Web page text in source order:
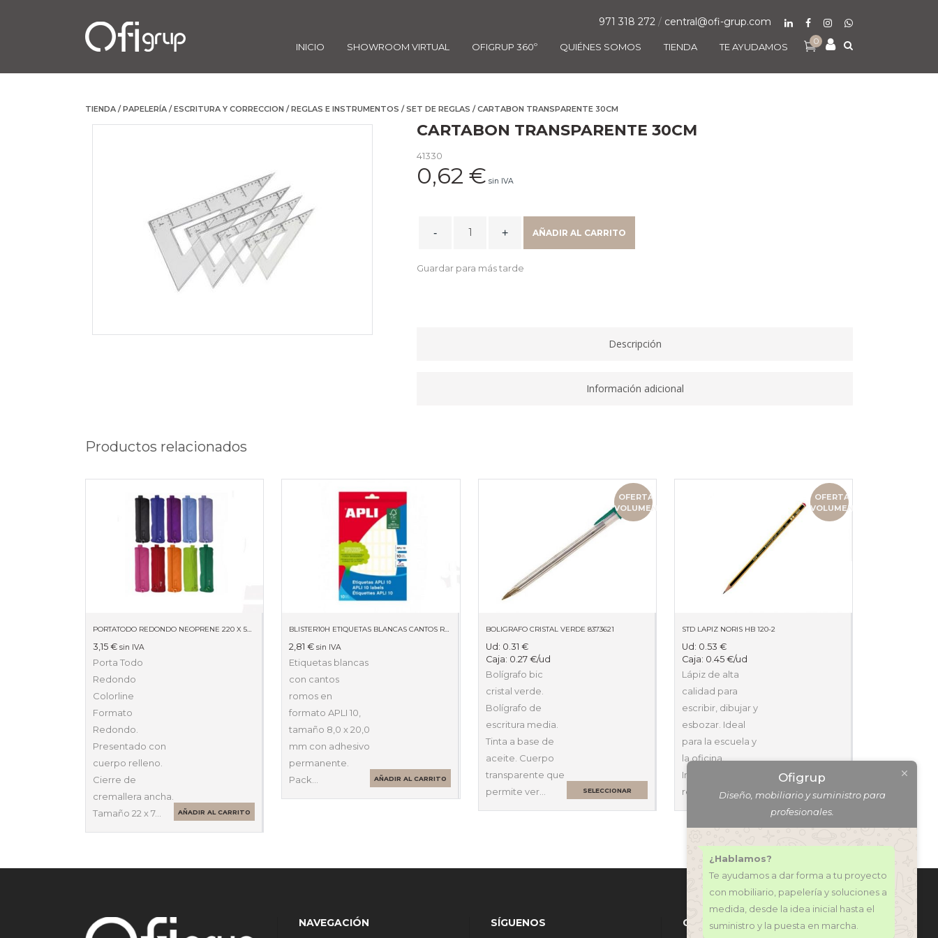
0
INICIO SHOWROOM VIRTUAL OFIGRUP 360º QUIÉNES SOMOS TIENDA TE AYUDAMOS
971 318 272 / central@ofi-grup.com
TIENDA /PAPELERÍA /ESCRITURA Y CORRECCION /REGLAS E INSTRUMENTOS /SET DE REGLAS / CARTABON TRANSPARENTE 30CM
CARTABON TRANSPARENTE 30CM
41330
0,62 € sin IVA
quantity
AÑADIR AL CARRITO
Guardar para más tarde
Descripción
Información adicional
Productos relacionados
PORTATODO REDONDO NEOPRENE 220 X 50 X 50 59511
3,15 € sin IVA
Porta Todo
Redondo
Colorline
Formato
Redondo.
Presentado con
cuerpo relleno.
Cierre de
cremallera ancha.
Tamaño 22 x 7…
AÑADIR AL CARRITO
BLISTER10H ETIQUETAS BLANCAS CANTOS ROMOS 8 X 20MM 01633
2,81€ sin IVA
Etiquetas blancas
con cantos
romos en
formato APLI 10,
tamaño 8,0 x 20,0
mm con adhesivo
permanente.
Pack…
AÑADIR AL CARRITO
OFERTA
VOLUMEN
BOLIGRAFO CRISTAL VERDE 8373621
Ud: 0.31 €
Caja: 0.27 €/ud
Bolígrafo bic
cristal verde.
Bolígrafo de
escritura media.
Tinta a base de
aceite. Cuerpo
transparente que
permite ver…
SELECCIONAR
OFERTA
VOLUMEN
STD LAPIZ NORIS HB 120-2
Ud: 0.53 €
Caja: 0.45 €/ud
Lápiz de alta
calidad para
escribir, dibujar y
esbozar. Ideal
para la escuela y
la oficina.
Increíble
resistencia…
SELECCIONAR
OPCIONES
NAVEGACIÓN SÍGUENOS CONTÁCTANOS
Ofigrup
Diseño, mobiliario y suministro para
profesionales.
¿Hablamos?
Te ayudamos a dar forma a tu proyecto
con mobiliario, papelería y soluciones a
medida, desde la idea inicial hasta el
suministro y la puesta en marcha.